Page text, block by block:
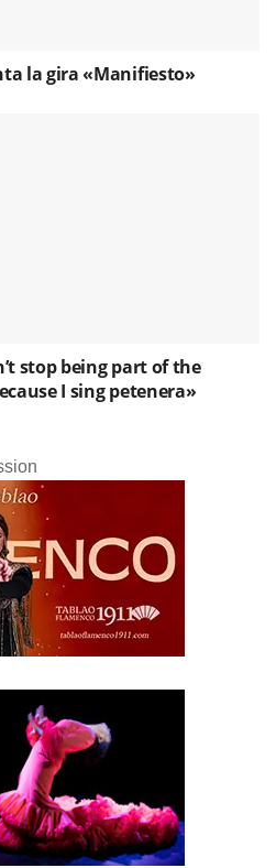
la gira «Manifiesto»
stop being part of the
I sing petenera»